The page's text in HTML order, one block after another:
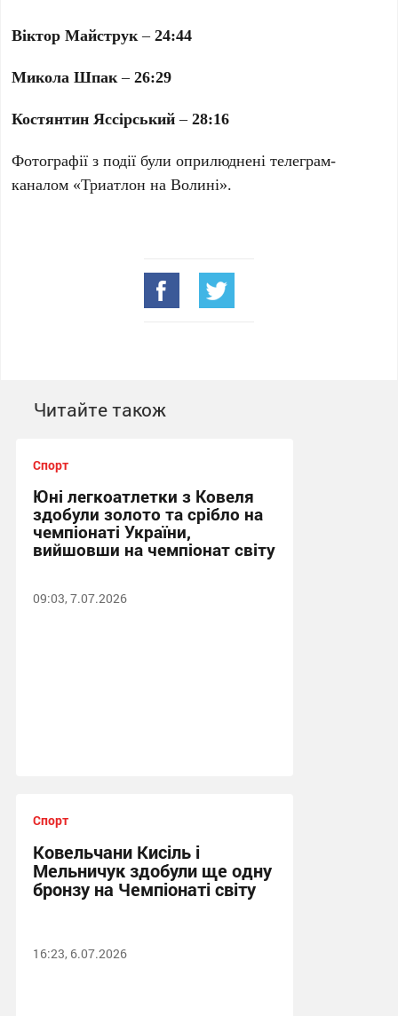
Віктор Майструк–24:44
Микола Шпак–26:29
Костянтин Яссірський–28:16
Фотографії з події були оприлюднені телеграм-
каналом «Триатлон на Волині».
Читайте також
Спорт
Юні легкоатлетки з Ковеля
здобули золото та срібло на
чемпіонаті України,
вийшовши на чемпіонат світу
09:03, 7.07.2026
Спорт
Ковельчани Кисіль і
Мельничук здобули ще одну
бронзу на Чемпіонаті світу
16:23, 6.07.2026